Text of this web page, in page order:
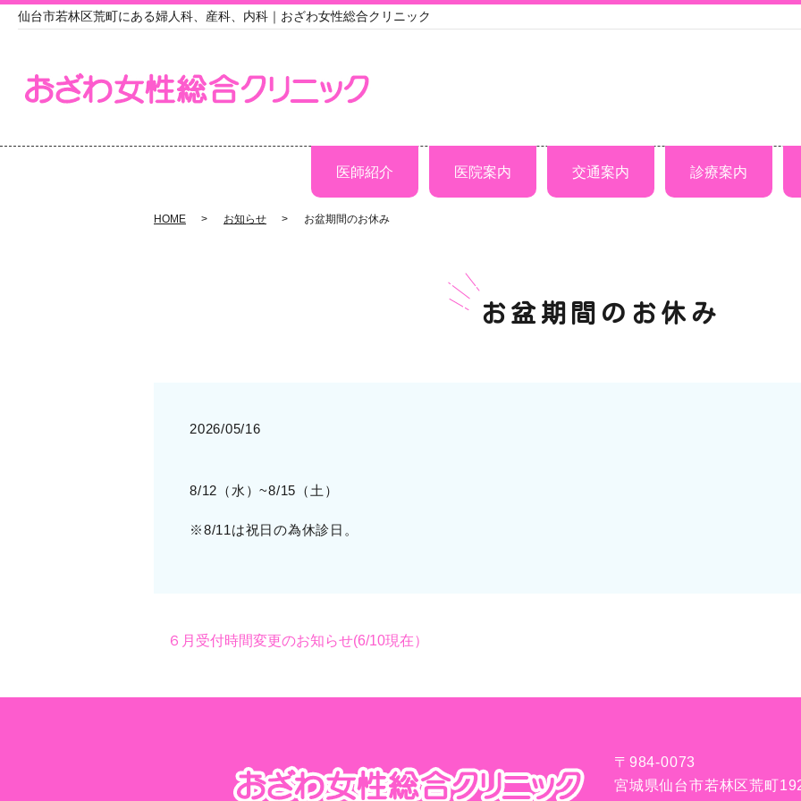
仙台市若林区荒町にある婦人科、産科、内科｜おざわ女性総合クリニック
医師紹介 医院案内 交通案内 診療案内
HOME お知らせ お盆期間のお休み
お盆期間のお休み
2026/05/16
8/12（水）~8/15（土）
※8/11は祝日の為休診日。
６月受付時間変更のお知らせ(6/10現在）
〒984-0073
宮城県仙台市若林区荒町